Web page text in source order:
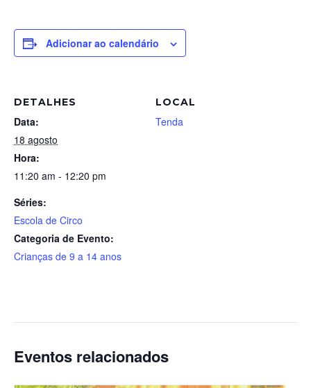
Adicionar ao calendário
DETALHES
Data:
18 agosto
Hora:
11:20 am - 12:20 pm
Séries:
Escola de Circo
Categoria de Evento:
Crianças de 9 a 14 anos
LOCAL
Tenda
Eventos relacionados